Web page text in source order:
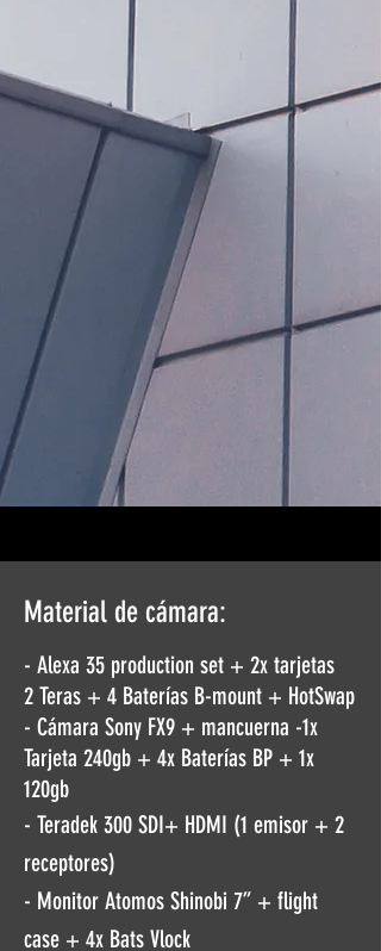
Material de cámara:
- Alexa 35 production set + 2x tarjetas
2 Teras + 4 Baterías B-mount + HotSwap
- Cámara Sony FX9 + mancuerna -1x
Tarjeta 240gb + 4x Baterías BP + 1x
120gb
- Teradek 300 SDI+ HDMI (1 emisor + 2
receptores)
- Monitor Atomos Shinobi 7” + flight
case + 4x Bats Vlock